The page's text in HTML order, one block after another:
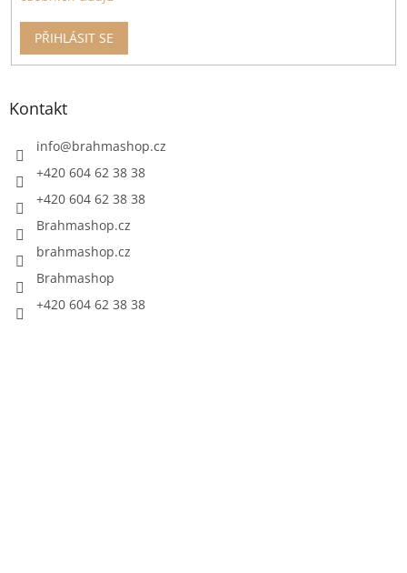
PŘIHLÁSIT SE
Kontakt
info@brahmashop.cz
+420 604 62 38 38
+420 604 62 38 38
Brahmashop.cz
brahmashop.cz
Brahmashop
+420 604 62 38 38